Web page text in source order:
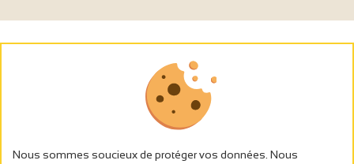
Nous sommes soucieux de protéger vos données. Nous